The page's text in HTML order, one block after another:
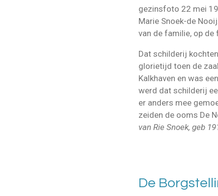
gezinsfoto 22 mei
Marie Snoek-de
van de familie, op
Dat schilderij
glorietijd toen de
Kalkhaven en was
werd dat schilderij
er anders mee
zeiden de ooms De
van Rie Snoek, geb
De